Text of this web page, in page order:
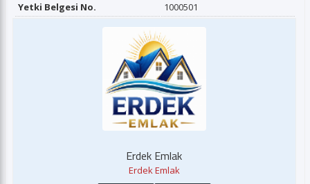
Yetki Belgesi No.
1000501
Erdek Emlak
Erdek Emlak